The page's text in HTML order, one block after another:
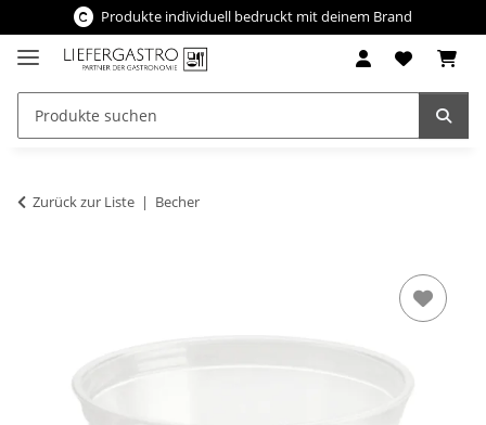
Produkte individuell bedruckt mit deinem Brand
Zurück zur Liste Becher